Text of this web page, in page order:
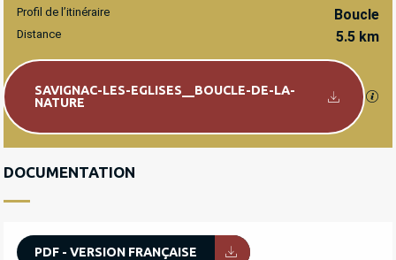
Profil de l’itinéraire Boucle
Distance 5.5 km
Documentation
SAVIGNAC-LES-EGLISES__BOUCLE-DE-LA-
NATURE
DOCUMENTATION
PDF - VERSION FRANÇAISE